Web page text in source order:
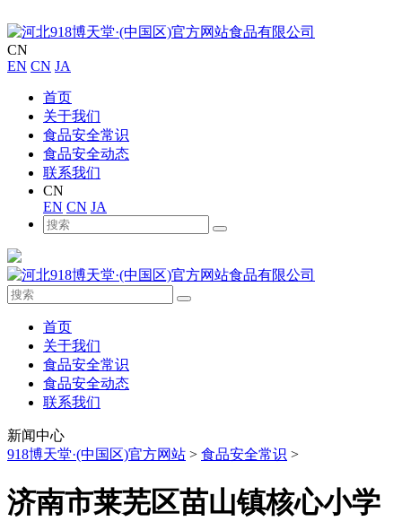
CN
EN CN JA
首页
关于我们
食品安全常识
食品安全动态
联系我们
CN
EN CN JA
首页
关于我们
食品安全常识
食品安全动态
联系我们
新闻中心
918博天堂·(中国区)官方网站 > 食品安全常识 >
济南市莱芜区苗山镇核心小学